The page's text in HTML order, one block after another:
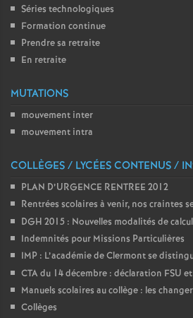
Séries technologiques
Formation continue
Prendre sa retraite
En retraite
MUTATIONS
mouvement inter
mouvement intra
COLLÈGES / LYCÉES CONTENUS /
PLAN D’URGENCE RENTREE 2012
Rentrées scolaires à venir, nos craintes
DGH 2015 : Nouvelles modalités de calcul
Indemnités pour Missions Particulières
IMP : L’académie de Clermont se
CTA du 14 décembre : déclaration FSU
Manuels scolaires au collège : les
Collèges